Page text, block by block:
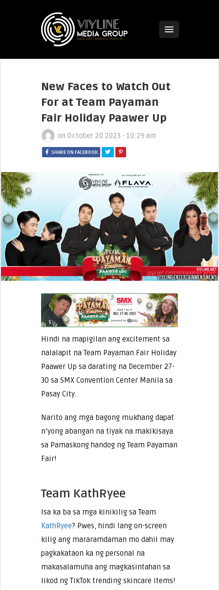
New Faces to Watch Out
For at Team Payaman
Fair Holiday Paawer Up
on October 20 2023 - 10:29 am
SHARE ON FACEBOOK
Hindi na mapigilan ang excitement sa
nalalapit na Team Payaman Fair Holiday
Paawer Up sa darating na December 27-
30 sa SMX Convention Center Manila sa
Pasay City.
Narito ang mga bagong mukhang dapat
n’yong abangan na tiyak na makikisaya
sa Pamaskong handog ng Team Payaman
Fair!
Team KathRyee
Isa ka ba sa mga kinikilig sa Team
KathRyee? Pwes, hindi lang on-screen
kilig ang mararamdaman mo dahil may
pagkakataon ka ng personal na
makasalamuha ang magkasintahan sa
likod ng TikTok trending skincare items!